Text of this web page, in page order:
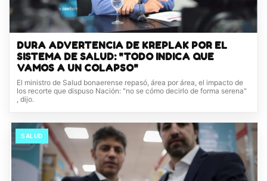
DURA ADVERTENCIA DE KREPLAK POR EL
SISTEMA DE SALUD: "TODO INDICA QUE
VAMOS A UN COLAPSO"
El ministro de Salud bonaerense repasó, área por área, el impacto de
los recorte que dispuso Nación: "no se cómo decirlo de forma serena"
, dijo.
SALUD